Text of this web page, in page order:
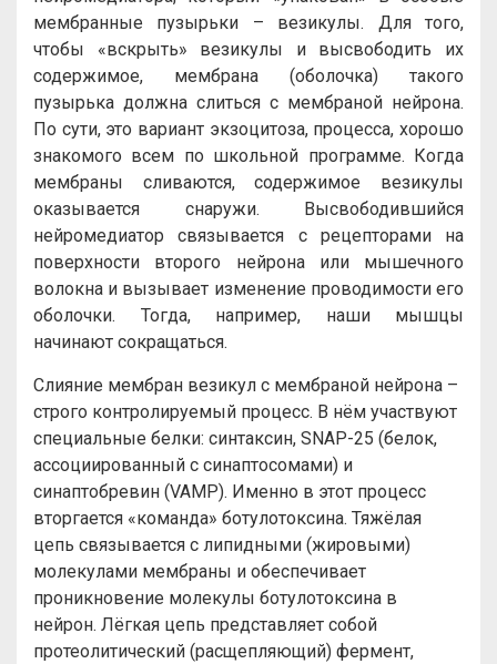
мембранные пузырьки – везикулы. Для того,
чтобы «вскрыть» везикулы и высвободить их
содержимое, мембрана (оболочка) такого
пузырька должна слиться с мембраной нейрона.
По сути, это вариант экзоцитоза, процесса, хорошо
знакомого всем по школьной программе. Когда
мембраны сливаются, содержимое везикулы
оказывается снаружи. Высвободившийся
нейромедиатор связывается с рецепторами на
поверхности второго нейрона или мышечного
волокна и вызывает изменение проводимости его
оболочки. Тогда, например, наши мышцы
начинают сокращаться.
Слияние мембран везикул с мембраной нейрона –
строго контролируемый процесс. В нём участвуют
специальные белки: синтаксин, SNAP-25 (белок,
ассоциированный с синаптосомами) и
синаптобревин (VAMP). Именно в этот процесс
вторгается «команда» ботулотоксина. Тяжёлая
цепь связывается с липидными (жировыми)
молекулами мембраны и обеспечивает
проникновение молекулы ботулотоксина в
нейрон. Лёгкая цепь представляет собой
протеолитический (расщепляющий) фермент,